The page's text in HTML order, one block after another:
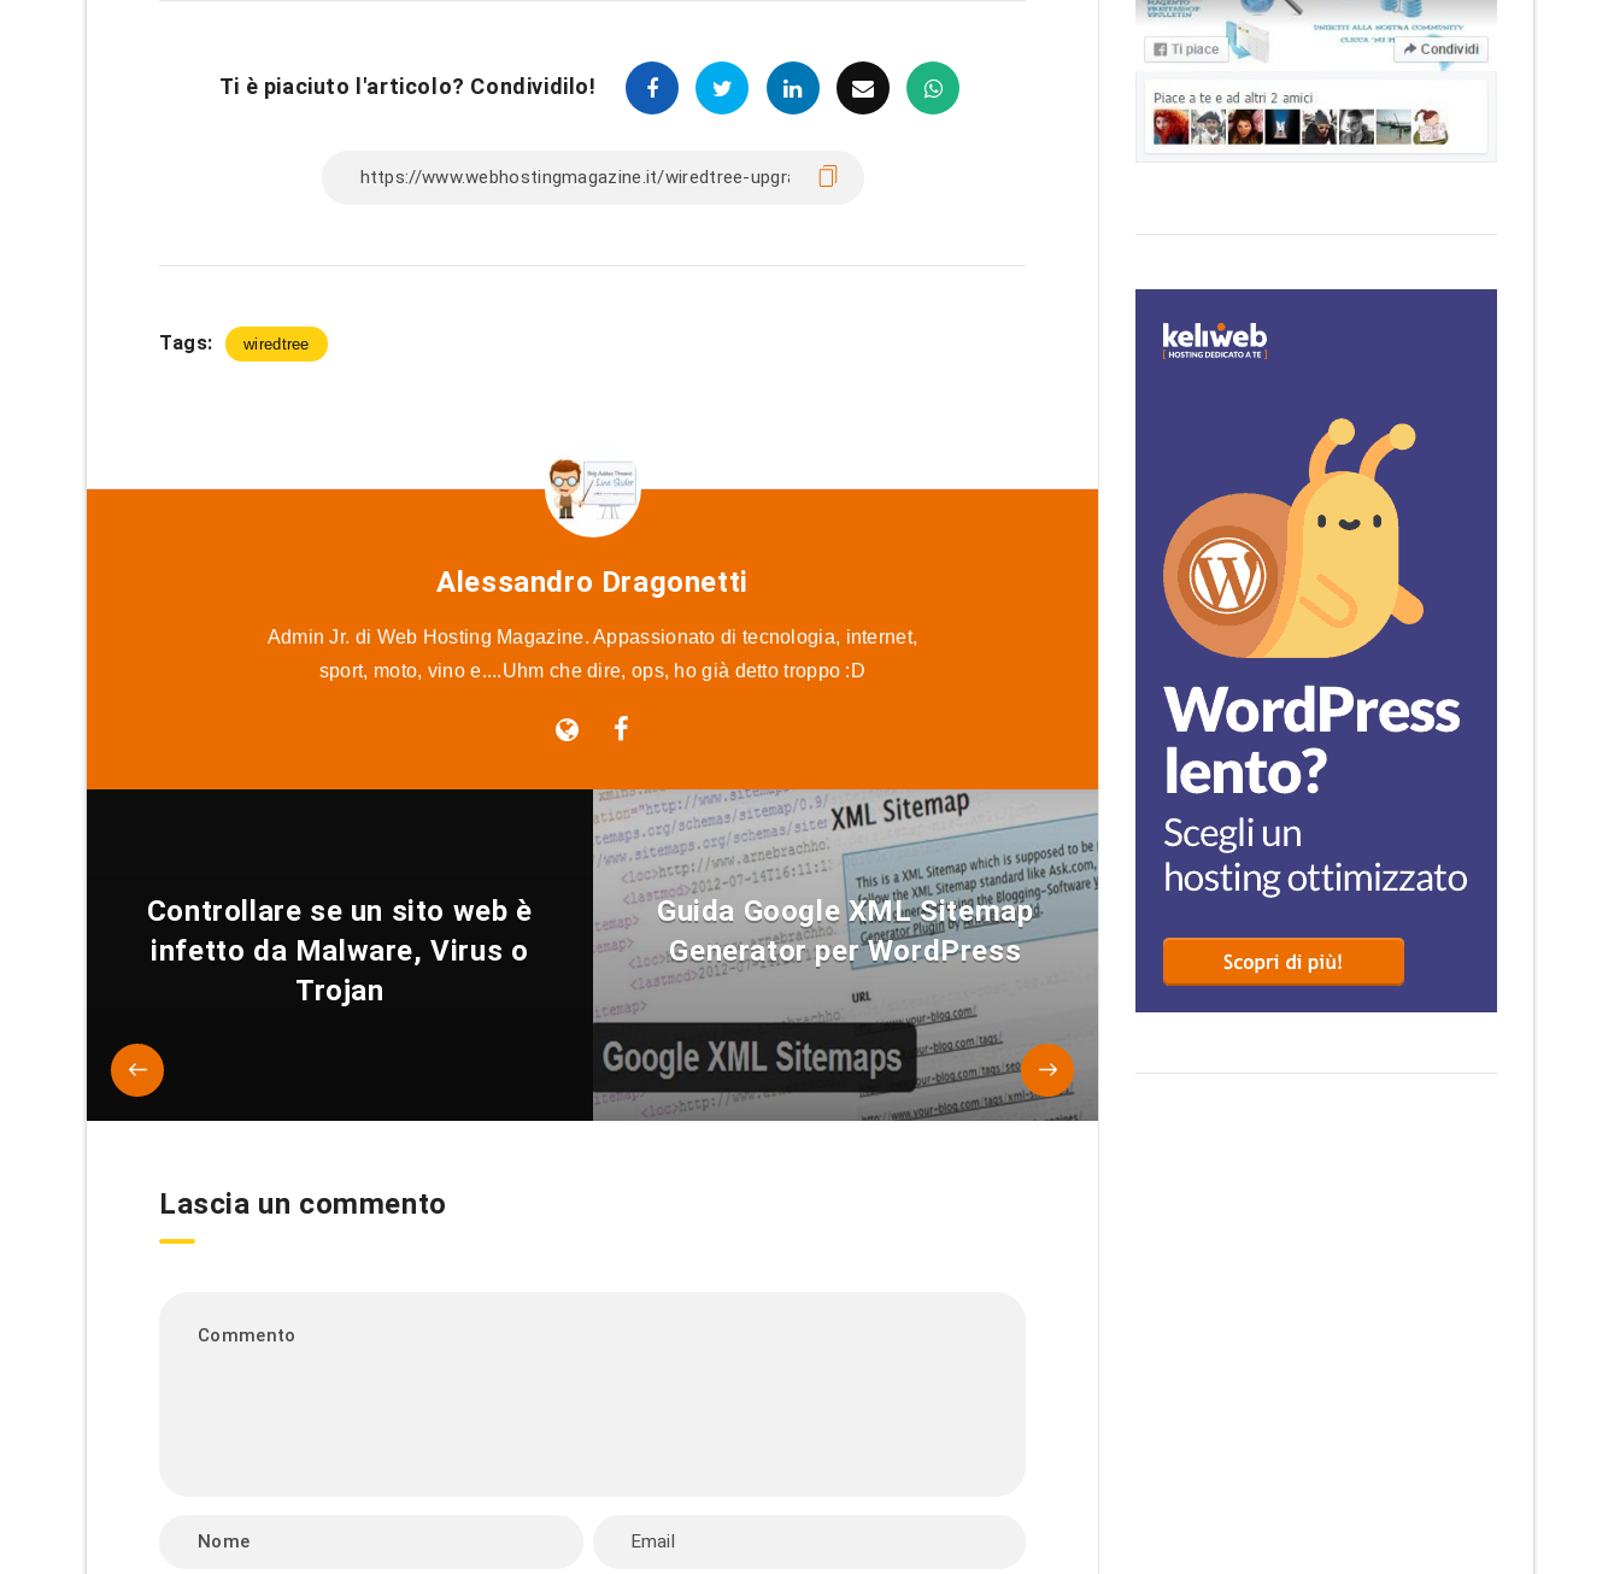
Ti è piaciuto l'articolo? Condividilo!
Tags: wiredtree
Alessandro Dragonetti
Admin Jr. di Web Hosting Magazine. Appassionato di tecnologia, internet,
sport, moto, vino e....Uhm che dire, ops, ho già detto troppo :D
Controllare se un sito web è
infetto da Malware, Virus o
Trojan
Guida Google XML Sitemap
Generator per WordPress
Lascia un commento